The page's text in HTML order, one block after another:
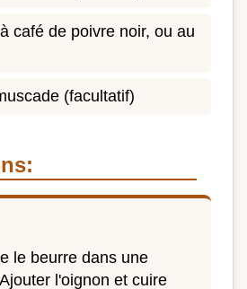
café de poivre noir, ou au
(facultatif)
le beurre dans une
l'oignon et cuire